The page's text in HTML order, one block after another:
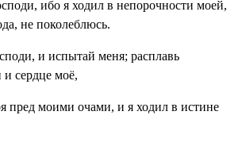
ибо я ходил в непорочности моей,
не поколеблюсь.
и испытай меня; расплавь
сердце моё,
пред моими очами, и я ходил в истине